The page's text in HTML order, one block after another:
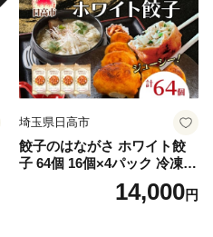
埼玉県日高市
餃子のはながさ ホワイト餃
子 64個 16個×4パック 冷凍
中華 点心 B級グルメ ご当地
野菜 おつまみ おかず 簡単調
14,000円